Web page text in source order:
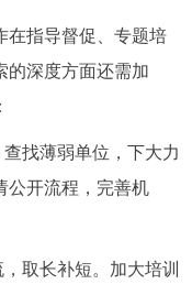
指导督促、专题培
的深度方面还需加
找薄弱单位，下大力
公开流程，完善机
取长补短。加大培训